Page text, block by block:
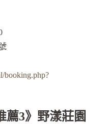
booking.php?
薦3》野漾莊園